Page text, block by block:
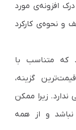
افزونه‌ی مورد
و نحوه‌ی کارکرد
که متناسب با
گزینه،
زیرا ممکن
و از همه